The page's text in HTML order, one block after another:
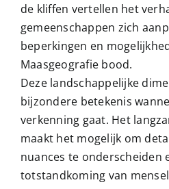
de kliffen vertellen het
gemeenschappen zich
beperkingen en
Maasgeografie bood.
Deze landschappelijke
bijzondere betekenis
verkenning gaat. Het
maakt het mogelijk om
nuances te onderscheiden
totstandkoming van